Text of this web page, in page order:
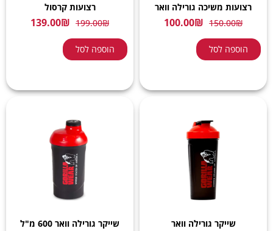
רצועות משיכה גורילה וואר
150.00₪
100.00₪
הוספה לסל
רצועות קרסול
199.00₪
139.00₪
הוספה לסל
שייקר גורילה וואר
שייקר גורילה וואר 600 מ"ל